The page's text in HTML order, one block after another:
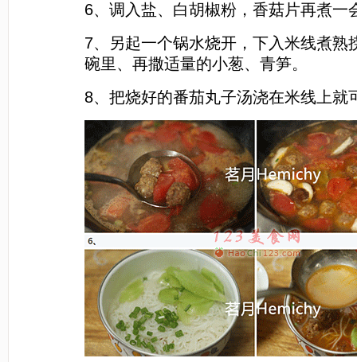
6、调入盐、白胡椒粉，香菇片再煮一
7、另起一个锅水烧开，下入米线煮熟
碗里、再撒适量的小葱、青笋。
8、把烧好的番茄丸子汤浇在米线上就